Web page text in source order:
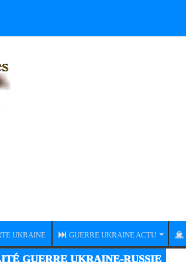
UKRAINE GUERRE UKRAINE ACTU
GUERRE UKRAINE-RUSSIE